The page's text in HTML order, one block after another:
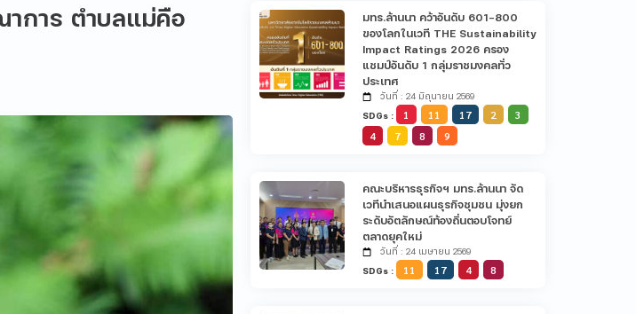
การ ตำบลแม่คือ
มทร.ล้านนา คว้าอันดับ 601-800
ของโลกในเวที THE Sustainability
Impact Ratings 2026 ครอง
แชมป์อันดับ 1 กลุ่มราชมงคลทั่ว
ประเทศ
วันที่ : 24 มิถุนายน 2569
SDGs :
1 11 17 2
3
4
7 8 9
คณะบริหารธุรกิจฯ มทร.ล้านนา จัด
เวทีนำเสนอแผนธุรกิจชุมชน มุ่งยก
ระดับอัตลักษณ์ท้องถิ่นตอบโจทย์
ตลาดยุคใหม่
วันที่ : 24 เมษายน 2569
SDGs :
11 17 4 8